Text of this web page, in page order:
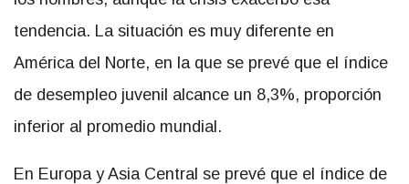
tendencia. La situación es muy diferente en
América del Norte, en la que se prevé que el índice
de desempleo juvenil alcance un 8,3%, proporción
inferior al promedio mundial.
En Europa y Asia Central se prevé que el índice de